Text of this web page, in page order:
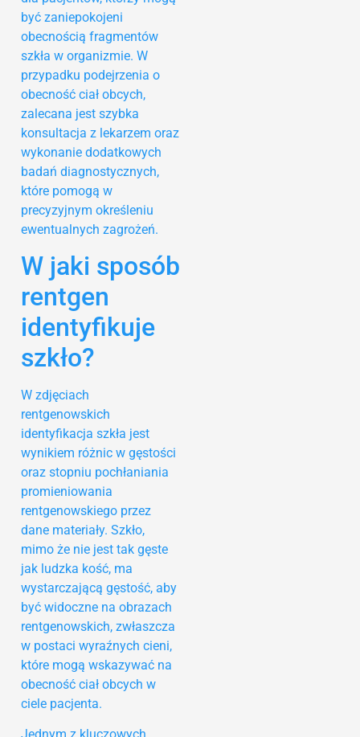
być zaniepokojeni
obecnością fragmentów
szkła w organizmie. W
przypadku podejrzenia o
obecność ciał obcych,
zalecana jest szybka
konsultacja z lekarzem oraz
wykonanie dodatkowych
badań diagnostycznych,
które pomogą w
precyzyjnym określeniu
ewentualnych zagrożeń.
W jaki sposób
rentgen
identyfikuje
szkło?
W zdjęciach
rentgenowskich
identyfikacja szkła jest
wynikiem różnic w gęstości
oraz stopniu pochłaniania
promieniowania
rentgenowskiego przez
dane materiały. Szkło,
mimo że nie jest tak gęste
jak ludzka kość, ma
wystarczającą gęstość, aby
być widoczne na obrazach
rentgenowskich, zwłaszcza
w postaci wyraźnych cieni,
które mogą wskazywać na
obecność ciał obcych w
ciele pacjenta.